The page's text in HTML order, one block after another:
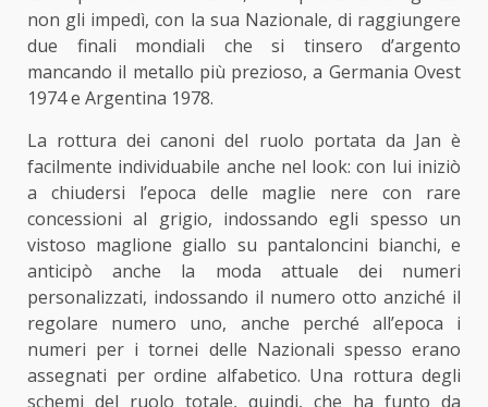
non gli impedì, con la sua Nazionale, di raggiungere
due finali mondiali che si tinsero d’argento
mancando il metallo più prezioso, a Germania Ovest
1974 e Argentina 1978.
La rottura dei canoni del ruolo portata da Jan è
facilmente individuabile anche nel look: con lui iniziò
a chiudersi l’epoca delle maglie nere con rare
concessioni al grigio, indossando egli spesso un
vistoso maglione giallo su pantaloncini bianchi, e
anticipò anche la moda attuale dei numeri
personalizzati, indossando il numero otto anziché il
regolare numero uno, anche perché all’epoca i
numeri per i tornei delle Nazionali spesso erano
assegnati per ordine alfabetico. Una rottura degli
schemi del ruolo totale, quindi, che ha funto da